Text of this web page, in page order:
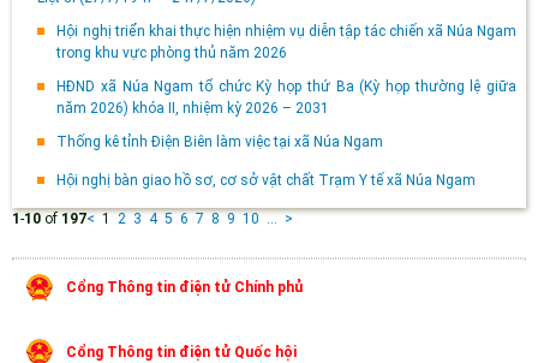
Hội nghị triển khai thực hiện nhiệm vụ diễn tập tác chiến xã Núa Ngam
trong khu vực phòng thủ năm 2026
HĐND xã Núa Ngam tổ chức Kỳ họp thứ Ba (Kỳ họp thường lệ giữa
năm 2026) khóa II, nhiệm kỳ 2026 – 2031
Thống kê tỉnh Điện Biên làm việc tại xã Núa Ngam
Hội nghị bàn giao hồ sơ, cơ sở vật chất Trạm Y tế xã Núa Ngam
1 -10 of 197< 1 2 3 4 5 6 7 8 9 10 ... >
Cổng Thông tin điện tử Chính phủ
Cổng Thông tin điện tử Quốc hội